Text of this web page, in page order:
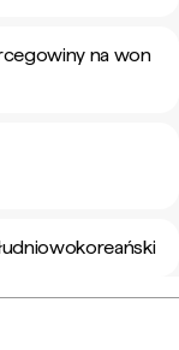
na won